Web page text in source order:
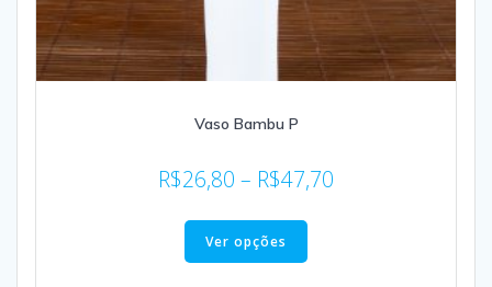
Vaso Bambu P
R$26,80 – R$47,70
Ver opções